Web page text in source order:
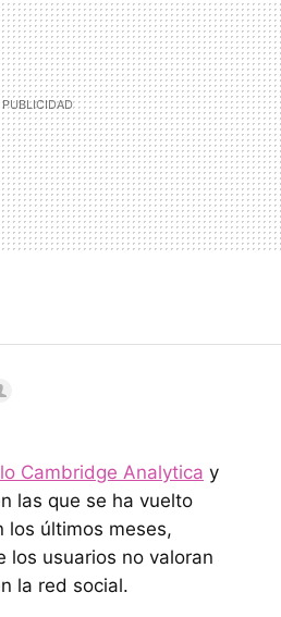
Cambridge Analytica y
las que se ha vuelto
los últimos meses,
los usuarios no valoran
la red social.